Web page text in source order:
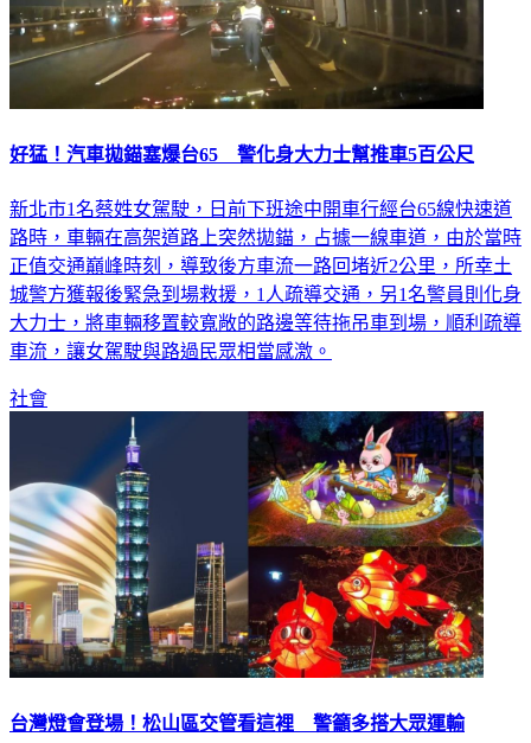
好猛！汽車拋錨塞爆台65 警化身大力士幫推車5百公尺
新北市1名蔡姓女駕駛，日前下班途中開車行經台65線快速道
路時，車輛在高架道路上突然拋錨，占據一線車道，由於當時
正值交通巔峰時刻，導致後方車流一路回堵近2公里，所幸土
城警方獲報後緊急到場救援，1人疏導交通，另1名警員則化身
大力士，將車輛移置較寬敞的路邊等待拖吊車到場，順利疏導
車流，讓女駕駛與路過民眾相當感激。
社會
台灣燈會登場！松山區交管看這裡 警籲多搭大眾運輸